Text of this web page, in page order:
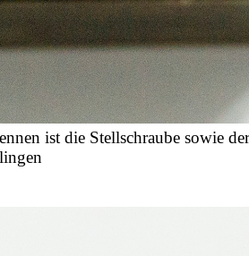
ist die Stellschraube sowie der